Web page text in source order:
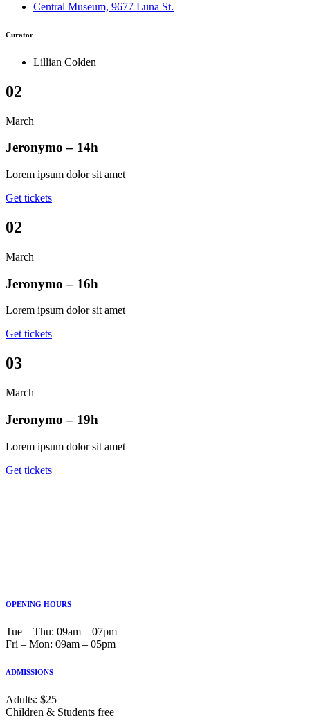
Central Museum, 9677 Luna St.
Curator
Lillian Colden
02
March
Jeronymo – 14h
Lorem ipsum dolor sit amet
Get tickets
02
March
Jeronymo – 16h
Lorem ipsum dolor sit amet
Get tickets
03
March
Jeronymo – 19h
Lorem ipsum dolor sit amet
Get tickets
OPENING HOURS
Tue ‒ Thu: 09am ‒ 07pm
Fri ‒ Mon: 09am ‒ 05pm
ADMISSIONS
Adults: $25
Children & Students free